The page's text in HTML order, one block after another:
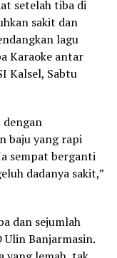
setelah tiba di
sakit dan
lagu
Karaoke antar
Kalsel, Sabtu
dengan
baju yang rapi
sempat berganti
dadanya sakit,”
dan sejumlah
Ulin Banjarmasin.